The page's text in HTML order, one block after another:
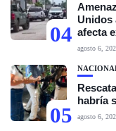
04
Unidos
afecta
agosto 6,
05
habría
agosto 6,